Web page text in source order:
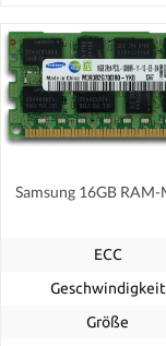
Samsung 16GB
ECC
Geschwindigkeit
Größe